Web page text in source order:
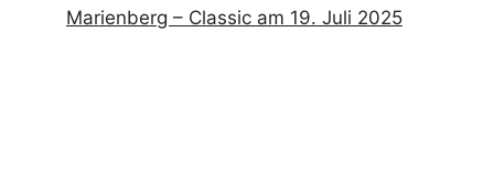
Marienberg – Classic am 19. Juli 2025